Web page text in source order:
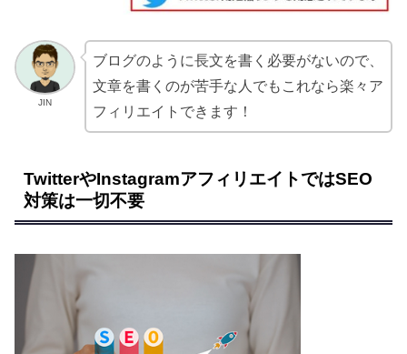
JIN
ブログのように長文を書く必要がないので、
文章を書くのが苦手な人でもこれなら楽々ア
フィリエイトできます！
TwitterやInstagramアフィリエイトではSEO
対策は一切不要